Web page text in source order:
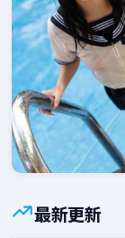
最新更新